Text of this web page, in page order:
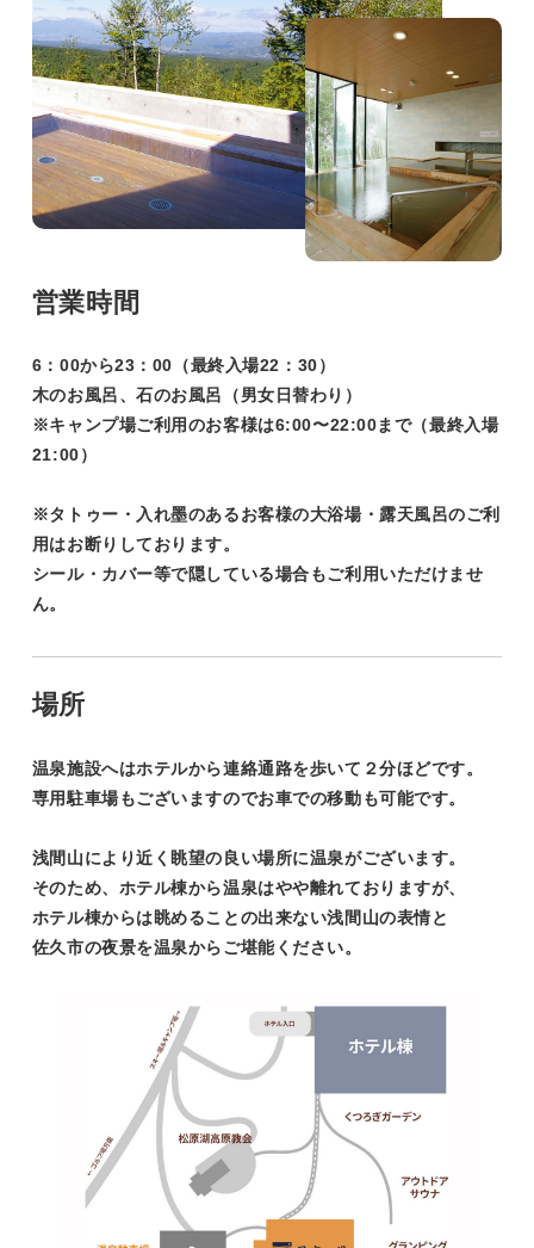
営業時間
6：00から23：00（最終入場22：30）
木のお風呂、石のお風呂（男女日替わり）
※キャンプ場ご利用のお客様は6:00〜22:00まで（最終入場
21:00）
※タトゥー・入れ墨のあるお客様の大浴場・露天風呂のご利
用はお断りしております。
シール・カバー等で隠している場合もご利用いただけませ
ん。
場所
温泉施設へはホテルから連絡通路を歩いて２分ほどです。
専用駐車場もございますのでお車での移動も可能です。
浅間山により近く眺望の良い場所に温泉がございます。
そのため、ホテル棟から温泉はやや離れておりますが、
ホテル棟からは眺めることの出来ない浅間山の表情と
佐久市の夜景を温泉からご堪能ください。